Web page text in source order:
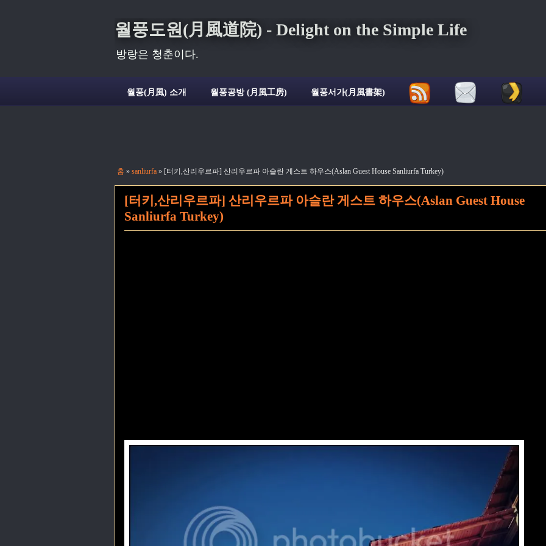
월풍도원(月風道院) - Delight on the Simple Life
방랑은 청춘이다.
월풍(月風) 소개 월풍공방 (月風工房) 월풍서가(月風書架)
홈 » sanliurfa » [터키,산리우르파] 산리우르파 아슬란 게스트 하우스(Aslan Guest House Sanliurfa Turkey)
[터키,산리우르파] 산리우르파 아슬란 게스트 하우스(Aslan Guest House
Sanliurfa Turkey)